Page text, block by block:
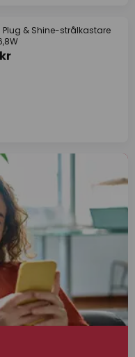
& Shine-strålkastare